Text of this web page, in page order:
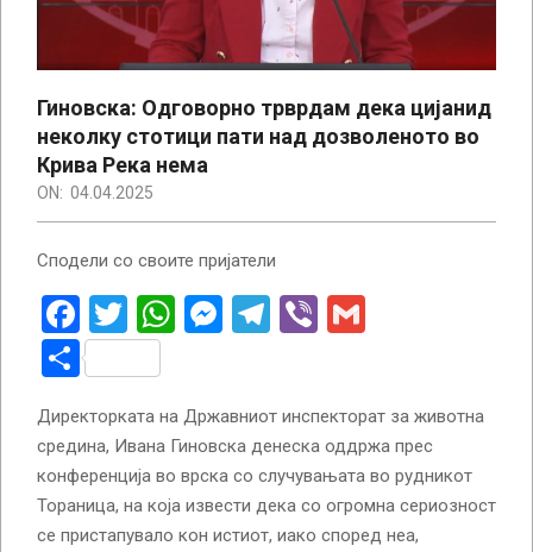
Гиновска: Одговорно трврдам дека цијанид
неколку стотици пати над дозволеното во
Крива Река нема
ON: 04.04.2025
Сподели со своите пријатели
Facebook
Twitter
WhatsApp
Messenger
Telegram
Viber
Share
Директорката на Државниот инспекторат за животна
средина, Ивана Гиновска денеска оддржa прес
конференција во врска со случувањата во рудникот
Тораница, на која извести дека со огромна сериозност
се пристапувало кон истиот, иако според неа,